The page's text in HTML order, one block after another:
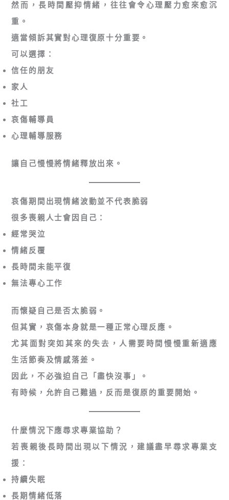
然而，長時間壓抑情緒，往往會令心理壓力愈來愈沉
重。
適當傾訴其實對心理復原十分重要。
可以選擇：
信任的朋友
家人
社工
哀傷輔導員
心理輔導服務
讓自己慢慢將情緒釋放出來。
哀傷期間出現情緒波動並不代表脆弱
很多喪親人士會因自己：
經常哭泣
情緒反覆
長時間未能平復
無法專心工作
而懷疑自己是否太脆弱。
但其實，哀傷本身就是一種正常心理反應。
尤其面對突如其來的失去，人需要時間慢慢重新適應
生活節奏及情感落差。
因此，不必強迫自己「盡快沒事」。
有時候，允許自己難過，反而是復原的重要開始。
什麼情況下應尋求專業協助？
若喪親後長時間出現以下情況，建議盡早尋求專業支
援：
持續失眠
長期情緒低落